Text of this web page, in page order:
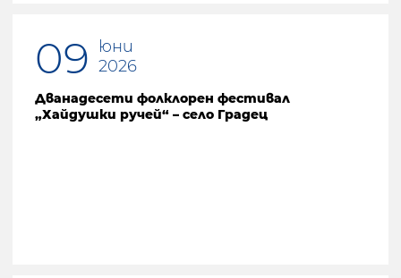
09
юни
2026
Дванадесети фолклорен фестивал
„Хайдушки ручей“ – село Градец